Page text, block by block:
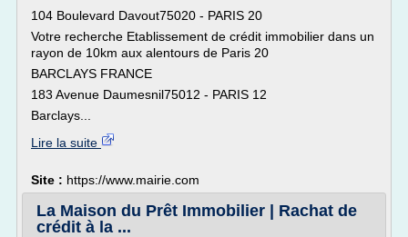
104 Boulevard Davout75020 - PARIS 20
Votre recherche Etablissement de crédit immobilier dans un
rayon de 10km aux alentours de Paris 20
BARCLAYS FRANCE
183 Avenue Daumesnil75012 - PARIS 12
Barclays...
Lire la suite
Site : https://www.mairie.com
La Maison du Prêt Immobilier | Rachat de
crédit à la ...